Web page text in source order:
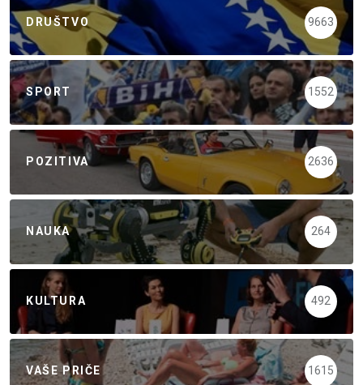
DRUŠTVO 9663
SPORT 1552
POZITIVA 2636
NAUKA 264
KULTURA 492
VAŠE PRIČE 1615